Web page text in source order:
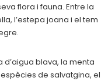
flora i fauna. Entre la
l’estepa joana i el tem
d’aigua blava, la menta
de salvatgina, el